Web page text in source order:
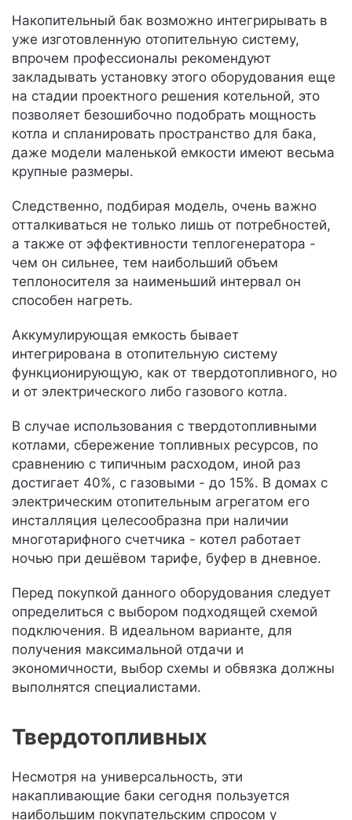
Накопительный бак возможно интегрирывать в
уже изготовленную отопительную систему,
впрочем профессионалы рекомендуют
закладывать установку этого оборудования еще
на стадии проектного решения котельной, это
позволяет безошибочно подобрать мощность
котла и спланировать пространство для бака,
даже модели маленькой емкости имеют весьма
крупные размеры.
Следственно, подбирая модель, очень важно
отталкиваться не только лишь от потребностей,
а также от эффективности теплогенератора -
чем он сильнее, тем наибольший объем
теплоносителя за наименьший интервал он
способен нагреть.
Аккумулирующая емкость бывает
интегрирована в отопительную систему
функционирующую, как от твердотопливного, но
и от электрического либо газового котла.
В случае использования с твердотопливными
котлами, сбережение топливных ресурсов, по
сравнению с типичным расходом, иной раз
достигает 40%, с газовыми - до 15%. В домах с
электрическим отопительным агрегатом его
инсталляция целесообразна при наличии
многотарифного счетчика - котел работает
ночью при дешёвом тарифе, буфер в дневное.
Перед покупкой данного оборудования следует
определиться с выбором подходящей схемой
подключения. В идеальном варианте, для
получения максимальной отдачи и
экономичности, выбор схемы и обвязка должны
выполнятся специалистами.
Твердотопливных
Несмотря на универсальность, эти
накапливающие баки сегодня пользуется
наибольшим покупательским спросом у